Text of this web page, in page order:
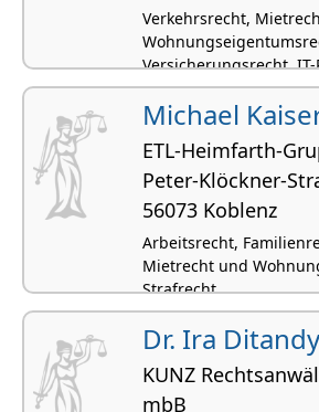
Verkehrsrecht,
Versicherungsrecht, IT-
Michael
ETL-Heimfarth-
Peter-Klöckner-
56073 Koblenz
Arbeitsrecht,
Mietrecht und
Strafrecht
Dr. Ira Ditandy
KUNZ
mbB